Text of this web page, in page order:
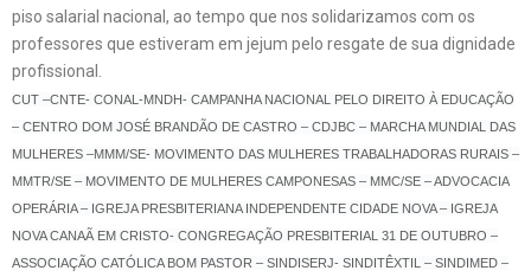
piso salarial nacional, ao tempo que nos solidarizamos com os
professores que estiveram em jejum pelo resgate de sua dignidade
profissional.
CUT –CNTE- CONAL-MNDH- CAMPANHA NACIONAL PELO DIREITO À EDUCAÇÃO
– CENTRO DOM JOSÉ BRANDÃO DE CASTRO – CDJBC – MARCHA MUNDIAL DAS
MULHERES –MMM/SE- MOVIMENTO DAS MULHERES TRABALHADORAS RURAIS –
MMTR/SE – MOVIMENTO DE MULHERES CAMPONESAS – MMC/SE – ADVOCACIA
OPERÁRIA – IGREJA PRESBITERIANA INDEPENDENTE CIDADE NOVA – IGREJA
NOVA CANAÃ EM CRISTO- CONGREGAÇÃO PRESBITERIAL 31 DE OUTUBRO –
ASSOCIAÇÃO CATÓLICA BOM PASTOR – SINDISERJ- SINDITÊXTIL – SINDIMED –